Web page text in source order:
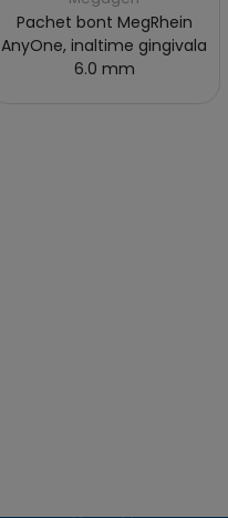
Pachet bont MegRhein
AnyOne, inaltime gingivala
6.0 mm